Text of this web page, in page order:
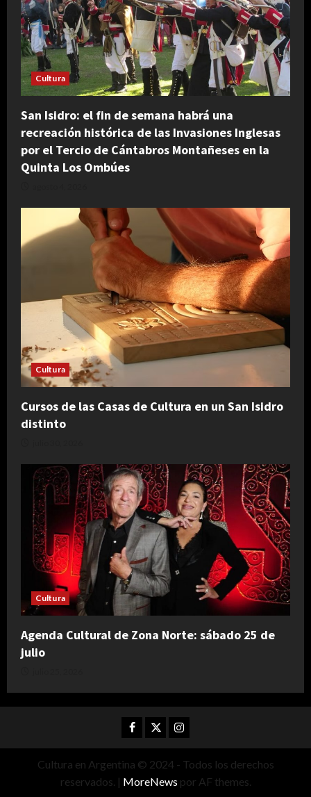
Cultura
San Isidro: el fin de semana habrá una
recreación histórica de las Invasiones Inglesas
por el Tercio de Cántabros Montañeses en la
Quinta Los Ombúes
Cultura
Cursos de las Casas de Cultura en un San Isidro
distinto
Cultura
Agenda Cultural de Zona Norte: sábado 25 de
julio
Facebook
TwitterInstagram
Cultura en Argentina © 2024 - Todos los derechos
reservados. | MoreNews por AF themes.